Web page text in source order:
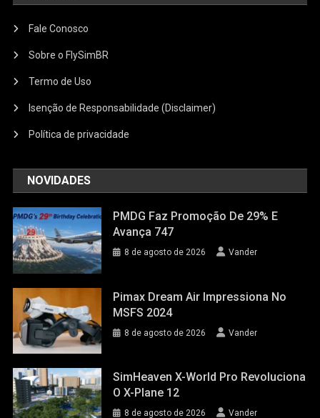
Fale Conosco
Sobre o FlySimBR
Termo de Uso
Isenção de Responsabilidade (Disclaimer)
Política de privacidade
NOVIDADES
PMDG Faz Promoção De 29% E
Avança 747
8 de agosto de 2026 Vander
Pimax Dream Air Impressiona No
MSFS 2024
8 de agosto de 2026 Vander
SimHeaven X-World Pro Revoluciona
O X-Plane 12
8 de agosto de 2026 Vander